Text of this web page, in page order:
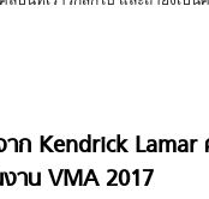
าก Kendrick
าน VMA 2017